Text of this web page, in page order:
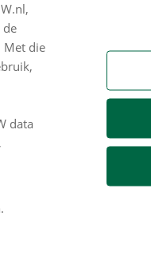
de
Met die
data